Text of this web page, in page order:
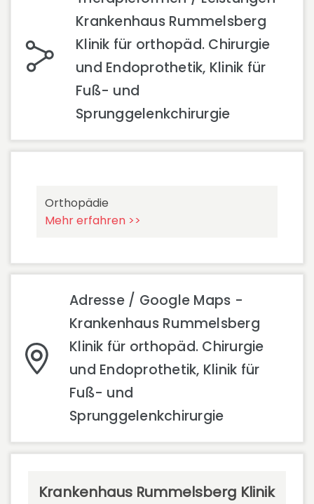
Krankenhaus Rummelsberg
Klinik für orthopäd. Chirurgie
und Endoprothetik, Klinik für
Fuß- und
Sprunggelenkchirurgie
Orthopädie
Mehr erfahren >>
Adresse / Google Maps -
Krankenhaus Rummelsberg
Klinik für orthopäd. Chirurgie
und Endoprothetik, Klinik für
Fuß- und
Sprunggelenkchirurgie
Krankenhaus Rummelsberg Klinik